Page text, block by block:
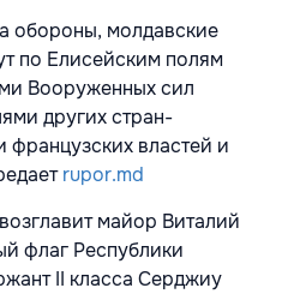
обороны, молдавские
по Елисейским полям
Вооруженных сил
других стран-
французских властей и
rupor.md
майор Виталий
флаг Республики
II класса Серджиу